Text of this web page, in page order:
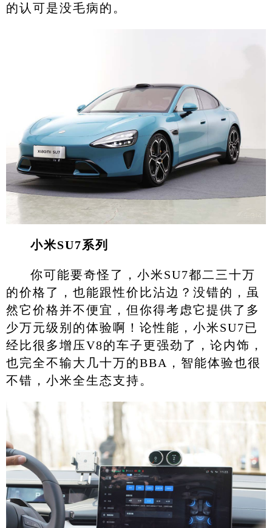
的认可是没毛病的。
小米SU7系列
你可能要奇怪了，小米SU7都二三十万
的价格了，也能跟性价比沾边？没错的，虽
然它价格并不便宜，但你得考虑它提供了多
少万元级别的体验啊！论性能，小米SU7已
经比很多增压V8的车子更强劲了，论内饰，
也完全不输大几十万的BBA，智能体验也很
不错，小米全生态支持。